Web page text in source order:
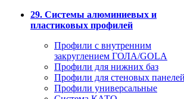
29. Системы алюминиевых и
пластиковых профилей
Профили с внутренним
закруглением ГОЛА/GOLA
Профили для нижних баз
Профили для стеновых панелей
Профили универсальные